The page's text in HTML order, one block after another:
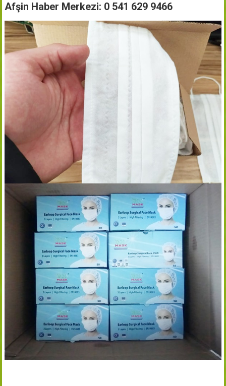
Afşin Haber Merkezi: 0 541 629 9466